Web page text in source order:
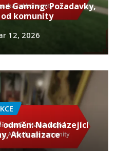
Gaming: Požadavky,
od komunity
12, 2026
Nadcházející
Aktualizace